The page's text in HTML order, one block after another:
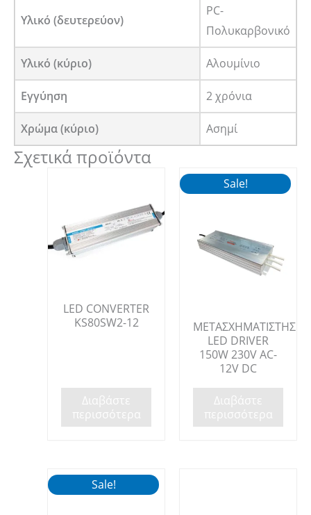
Υλικό (δευτερεύον)
PC-
Πολυκαρβονικό
Υλικό (κύριο) Αλουμίνιο
Εγγύηση 2 χρόνια
Χρώμα (κύριο) Ασημί
Σχετικά προϊόντα
LED CONVERTER
KS80SW2-12
Διαβάστε
περισσότερα
Sale!
ΜΕΤΑΣΧΗΜΑΤΙΣΤΗΣ
LED DRIVER
150W 230V AC-
12V DC
Διαβάστε
περισσότερα
Sale!